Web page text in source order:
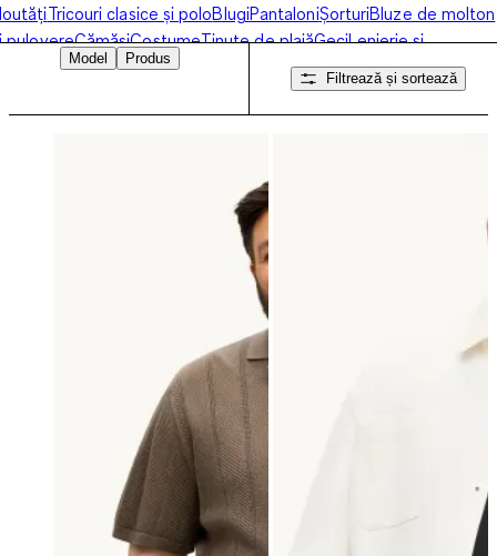
Tricouri clasice și poloBlugiPantaloniȘorturiBluze de molton
pulovereCămășiCostumeȚinute de plajăGeciLenjerie și
Accesorii și pantofi Piese Basics
Model
Produs
Filtrează și sortează